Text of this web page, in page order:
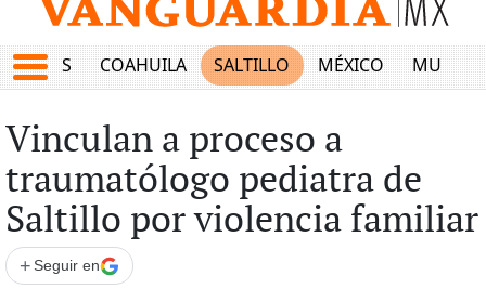
JUEGOS COAHUILA SALTILLO MÉXICO MUNDO
Vinculan a proceso a
traumatólogo pediatra de
Saltillo por violencia familiar
+ Seguir en